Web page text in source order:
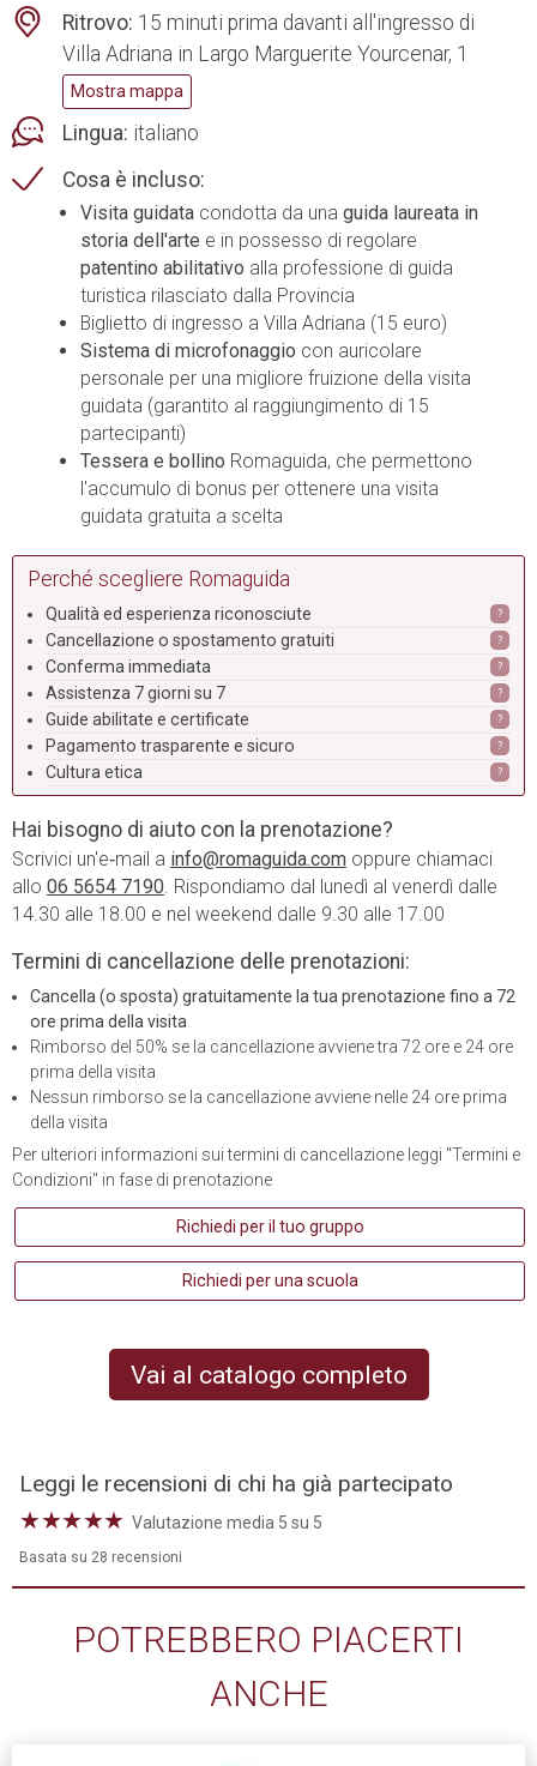
Ritrovo: 15 minuti prima davanti all'ingresso di
Villa Adriana in Largo Marguerite Yourcenar, 1
Mostra mappa
Lingua: italiano
Cosa è incluso:
Visita guidata condotta da una guida laureata in
storia dell'arte e in possesso di regolare
patentino abilitativo alla professione di guida
turistica rilasciato dalla Provincia
Biglietto di ingresso a Villa Adriana (15 euro)
Sistema di microfonaggio con auricolare
personale per una migliore fruizione della visita
guidata (garantito al raggiungimento di 15
partecipanti)
Tessera e bollino Romaguida, che permettono
l'accumulo di bonus per ottenere una visita
guidata gratuita a scelta
Perché scegliere Romaguida
Qualità ed esperienza riconosciute ?
Cancellazione o spostamento gratuiti ?
Conferma immediata ?
Assistenza 7 giorni su 7 ?
Guide abilitate e certificate ?
Pagamento trasparente e sicuro ?
Cultura etica ?
Hai bisogno di aiuto con la prenotazione?
Scrivici un'e‑mail a info@romaguida.com oppure chiamaci
allo 06 5654 7190. Rispondiamo dal lunedì al venerdì dalle
14.30 alle 18.00 e nel weekend dalle 9.30 alle 17.00
Termini di cancellazione delle prenotazioni:
Cancella (o sposta) gratuitamente la tua prenotazione fino a 72
ore prima della visita
Rimborso del 50% se la cancellazione avviene tra 72 ore e 24 ore
prima della visita
Nessun rimborso se la cancellazione avviene nelle 24 ore prima
della visita
Per ulteriori informazioni sui termini di cancellazione leggi "Termini e
Condizioni" in fase di prenotazione
Richiedi per il tuo gruppo
Richiedi per una scuola
Vai al catalogo completo
Leggi le recensioni di chi ha già partecipato
★★★★★ Valutazione media 5 su 5
Basata su 28 recensioni
POTREBBERO PIACERTI
ANCHE